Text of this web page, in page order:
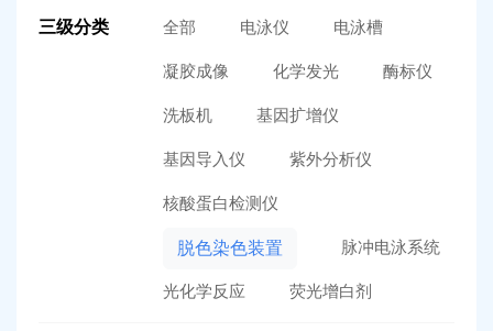
三级分类 全部 电泳仪 电泳槽
凝胶成像 化学发光 酶标仪
洗板机 基因扩增仪
基因导入仪 紫外分析仪
核酸蛋白检测仪
脱色染色装置 脉冲电泳系统
光化学反应 荧光增白剂